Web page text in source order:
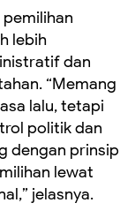
lebih
dan
“Memang
lalu, tetapi
politik dan
dengan prinsip
lewat
jelasnya.